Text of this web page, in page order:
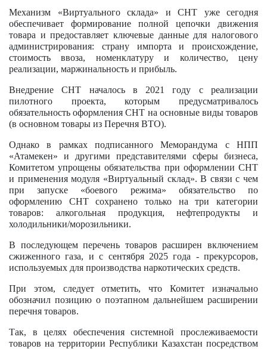
Механизм «Виртуального склада» и СНТ уже сегодня
обеспечивает формирование полной цепочки движения
товара и предоставляет ключевые данные для налогового
администрирования: страну импорта и происхождение,
стоимость ввоза, номенклатуру и количество, цену
реализации, маржинальность и прибыль.
Внедрение СНТ началось в 2021 году с реализации
пилотного проекта, которым предусматривалось
обязательность оформления СНТ на основные виды товаров
(в основном товары из Перечня ВТО).
Однако в рамках подписанного Меморандума с НПП
«Атамекен» и другими представителями сферы бизнеса,
Комитетом упрощены обязательства при оформлении СНТ
и применения модуля «Виртуальный склад». В связи с чем
при запуске «боевого режима» обязательство по
оформлению СНТ сохранено только на три категории
товаров: алкогольная продукция, нефтепродукты и
холодильники/морозильники.
В последующем перечень товаров расширен включением
сжиженного газа, и с сентября 2025 года - прекурсоров,
используемых для производства наркотических средств.
При этом, следует отметить, что Комитет изначально
обозначил позицию о поэтапном дальнейшем расширении
перечня товаров.
Так, в целях обеспечения системной прослеживаемости
товаров на территории Республики Казахстан посредством